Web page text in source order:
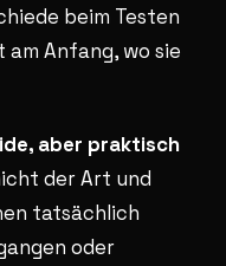
beim Testen
Anfang, wo sie
aber praktisch
der Art und
tatsächlich
oder